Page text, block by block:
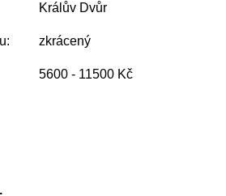
Králův Dvůr
zkrácený
5600 - 11500 Kč